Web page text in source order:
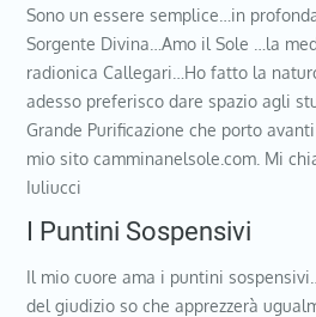
Sono un essere semplice…in
Sorgente Divina…Amo il Sole …la
radionica Callegari…Ho fatto la
adesso preferisco dare spazio agli
Grande Purificazione che porto
mio sito camminanelsole.com. Mi
Iuliucci
I Puntini Sospensivi
Il mio cuore ama i puntini
del giudizio so che apprezzerà